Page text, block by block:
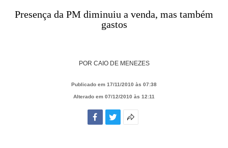
Presença da PM diminuiu a venda, mas também
gastos
POR CAIO DE MENEZES
Publicado em 17/11/2010 às 07:38
Alterado em 07/12/2010 às 12:11